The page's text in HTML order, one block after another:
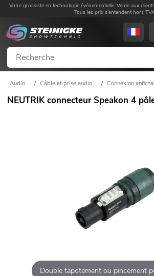
Votre grossiste en technologie événementielle. Vente aux
Tous les prix s'entendent hors
Audio / Câble et prise audio / Connexion
NEUTRIK connecteur Speakon 4
Double tapotement ou pincement